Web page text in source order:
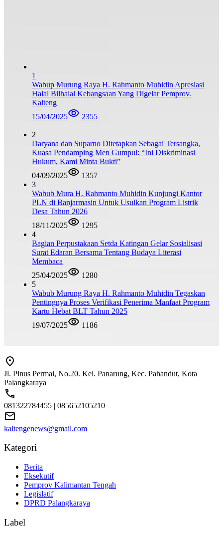
1
Wabup Murung Raya H. Rahmanto Muhidin Apresiasi
Halal Bilhalal Kebangsaan Yang Digelar Pemprov.
Kalteng
15/04/2025
2355
2
Daryana dan Suparno Ditetapkan Sebagai Tersangka,
Kuasa Pendamping Men Gumpul: “Ini Diskriminasi
Hukum, Kami Minta Bukti”
04/09/2025
1357
3
Wabub Mura H. Rahmanto Muhidin Kunjungi Kantor
PLN di Banjarmasin Untuk Usulkan Program Listrik
Desa Tahun 2026
18/11/2025
1295
4
Bagian Perpustakaan Setda Katingan Gelar Sosialisasi
Surat Edaran Bersama Tentang Budaya Literasi
Membaca
25/04/2025
1280
5
Wabub Murung Raya H. Rahmanto Muhidin Tegaskan
Pentingnya Proses Verifikasi Penerima Manfaat Program
Kartu Hebat BLT Tahun 2025
19/07/2025
1186
Jl. Pinus Permai, No.20. Kel. Panarung, Kec. Pahandut, Kota
Palangkaraya
081322784455 | 085652105210
kaltengenews@gmail.com
Kategori
Berita
Eksekutif
Pemprov Kalimantan Tengah
Legislatif
DPRD Palangkaraya
Label